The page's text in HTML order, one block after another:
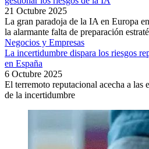
21 Octubre 2025
La gran paradoja de la IA en Europa
la alarmante falta de preparación
Negocios y Empresas
La incertidumbre dispara los riesgos
en España
6 Octubre 2025
El terremoto reputacional acecha a las
de la incertidumbre